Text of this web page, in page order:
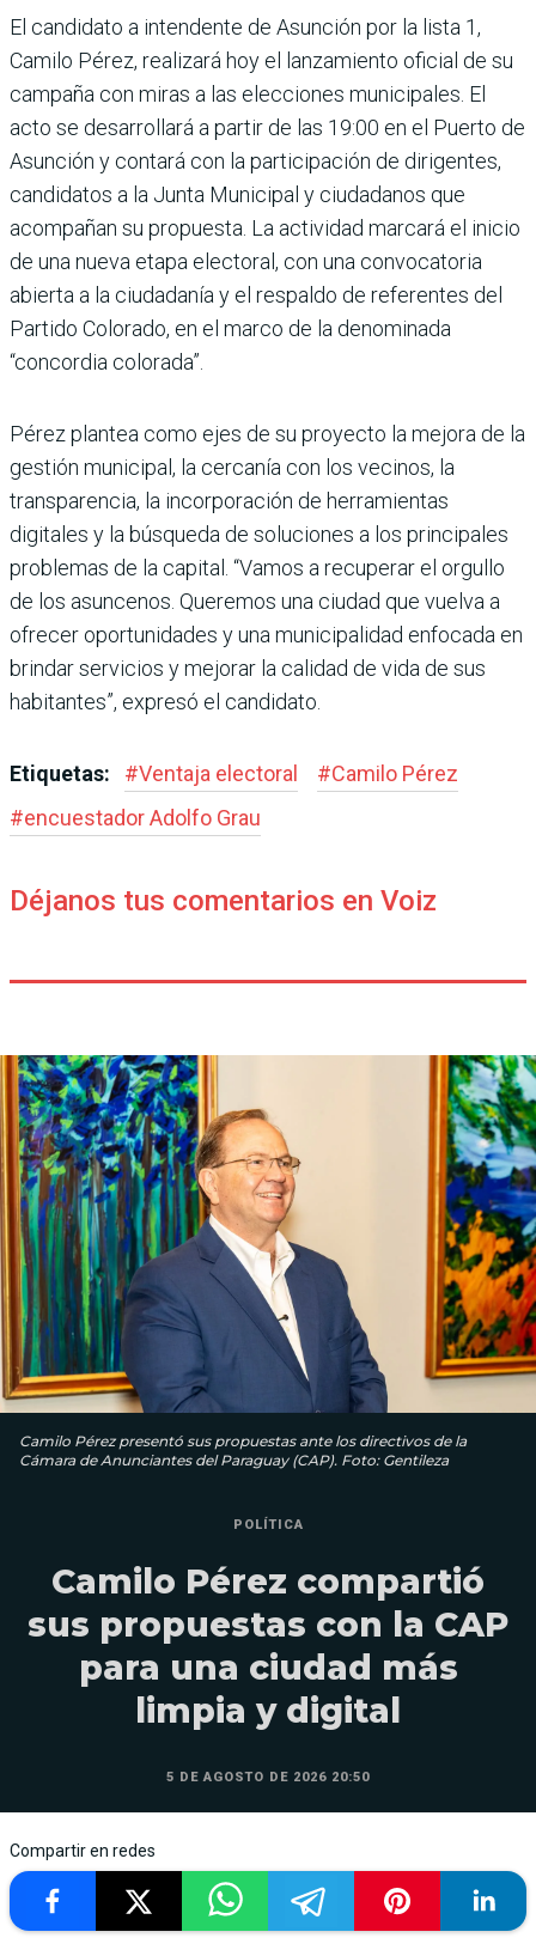
El candidato a intendente de Asunción por la lista 1,
Camilo Pérez, realizará hoy el lanzamiento oficial de su
campaña con miras a las elecciones municipales. El
acto se desarrollará a partir de las 19:00 en el Puerto de
Asunción y contará con la participación de dirigentes,
candidatos a la Junta Municipal y ciudadanos que
acompañan su propuesta. La actividad marcará el inicio
de una nueva etapa electoral, con una convocatoria
abierta a la ciudada­nía y el respaldo de referentes del
Partido Colorado, en el marco de la denominada
“concordia colorada”.
Pérez plantea como ejes de su proyecto la mejora de la
gestión municipal, la cercanía con los vecinos, la
transparencia, la incor­poración de herramientas
digitales y la búsqueda de soluciones a los principales
problemas de la capital. “Vamos a recuperar el orgullo
de los asuncenos. Queremos una ciudad que vuelva a
ofrecer oportunidades y una municipalidad enfocada en
brin­dar servicios y mejorar la calidad de vida de sus
habitantes”, expresó el candidato.
Etiquetas: #Ventaja electoral #Camilo Pérez
#encuestador Adolfo Grau
Déjanos tus comentarios en Voiz
Camilo Pérez presentó sus propuestas ante los directivos de la
Cámara de Anunciantes del Paraguay (CAP). Foto: Gentileza
POLÍTICA
Camilo Pérez compartió
sus propuestas con la CAP
para una ciudad más
limpia y digital
5 DE AGOSTO DE 2026 20:50
Compartir en redes